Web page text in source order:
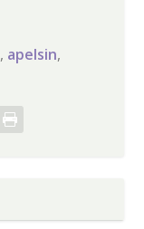
, apelsin,